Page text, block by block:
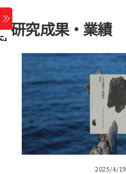
Skip
to
content
研究成果・業績
2025/4/19